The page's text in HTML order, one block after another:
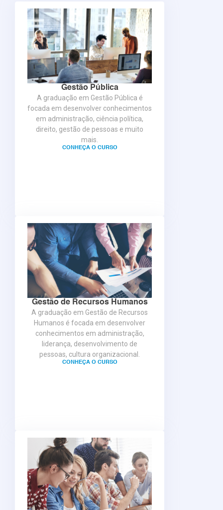
Gestão Pública
A graduação em Gestão Pública é
focada em desenvolver conhecimentos
em administração, ciência política,
direito, gestão de pessoas e muito
mais.
CONHEÇA O CURSO
Gestão de Recursos Humanos
A graduação em Gestão de Recursos
Humanos é focada em desenvolver
conhecimentos em administração,
liderança, desenvolvimento de
pessoas, cultura organizacional.
CONHEÇA O CURSO